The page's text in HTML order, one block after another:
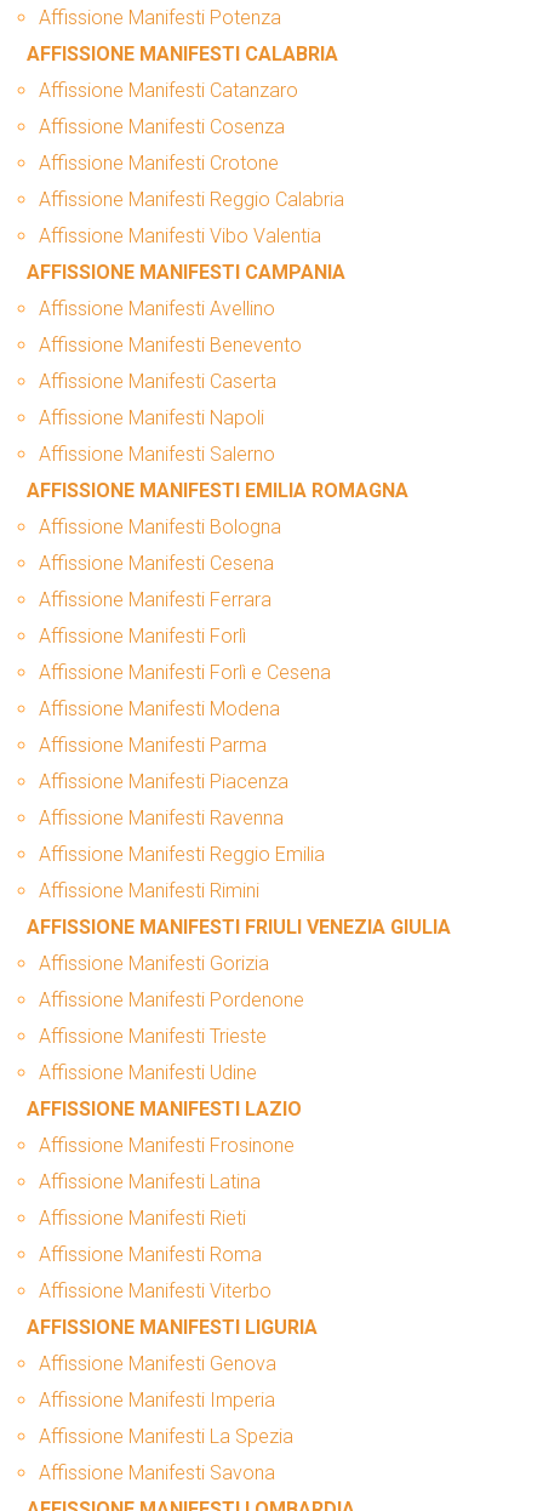
Affissione Manifesti Potenza
AFFISSIONE MANIFESTI CALABRIA
Affissione Manifesti Catanzaro
Affissione Manifesti Cosenza
Affissione Manifesti Crotone
Affissione Manifesti Reggio Calabria
Affissione Manifesti Vibo Valentia
AFFISSIONE MANIFESTI CAMPANIA
Affissione Manifesti Avellino
Affissione Manifesti Benevento
Affissione Manifesti Caserta
Affissione Manifesti Napoli
Affissione Manifesti Salerno
AFFISSIONE MANIFESTI EMILIA ROMAGNA
Affissione Manifesti Bologna
Affissione Manifesti Cesena
Affissione Manifesti Ferrara
Affissione Manifesti Forlì
Affissione Manifesti Forlì e Cesena
Affissione Manifesti Modena
Affissione Manifesti Parma
Affissione Manifesti Piacenza
Affissione Manifesti Ravenna
Affissione Manifesti Reggio Emilia
Affissione Manifesti Rimini
AFFISSIONE MANIFESTI FRIULI VENEZIA GIULIA
Affissione Manifesti Gorizia
Affissione Manifesti Pordenone
Affissione Manifesti Trieste
Affissione Manifesti Udine
AFFISSIONE MANIFESTI LAZIO
Affissione Manifesti Frosinone
Affissione Manifesti Latina
Affissione Manifesti Rieti
Affissione Manifesti Roma
Affissione Manifesti Viterbo
AFFISSIONE MANIFESTI LIGURIA
Affissione Manifesti Genova
Affissione Manifesti Imperia
Affissione Manifesti La Spezia
Affissione Manifesti Savona